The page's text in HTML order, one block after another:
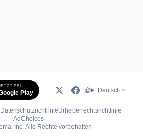
BEI
Play Deutsch
DatenschutzrichtlinieUrheberrechtsrichtlinie
AdChoices(öffnet in neuem Tab)
Inc. Alle Rechte vorbehalten